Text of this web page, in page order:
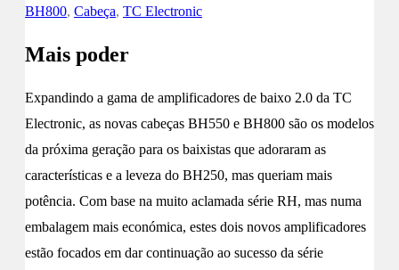
BH800, Cabeça, TC Electronic
Mais poder
Expandindo a gama de amplificadores de baixo 2.0 da TC
Electronic, as novas cabeças BH550 e BH800 são os modelos
da próxima geração para os baixistas que adoraram as
características e a leveza do BH250, mas queriam mais
potência. Com base na muito aclamada série RH, mas numa
embalagem mais económica, estes dois novos amplificadores
estão focados em dar continuação ao sucesso da série